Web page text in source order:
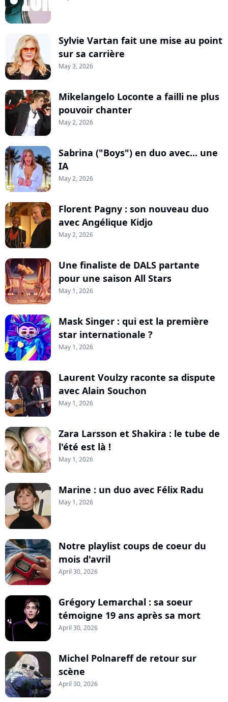
Sylvie Vartan fait une mise au point
sur sa carrière
May 3, 2026
Mikelangelo Loconte a failli ne plus
pouvoir chanter
May 2, 2026
Sabrina ("Boys") en duo avec... une
IA
May 2, 2026
Florent Pagny : son nouveau duo
avec Angélique Kidjo
May 2, 2026
Une finaliste de DALS partante
pour une saison All Stars
May 1, 2026
Mask Singer : qui est la première
star internationale ?
May 1, 2026
Laurent Voulzy raconte sa dispute
avec Alain Souchon
May 1, 2026
Zara Larsson et Shakira : le tube de
l'été est là !
May 1, 2026
Marine : un duo avec Félix Radu
May 1, 2026
Notre playlist coups de coeur du
mois d'avril
April 30, 2026
Grégory Lemarchal : sa soeur
témoigne 19 ans après sa mort
April 30, 2026
Michel Polnareff de retour sur
scène
April 30, 2026